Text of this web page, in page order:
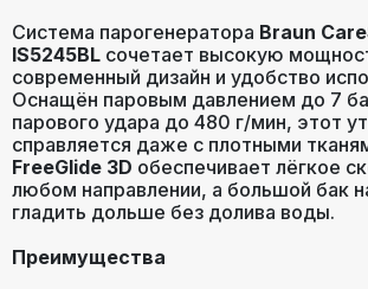
Система парогенератора Braun
IS5245BL сочетает высокую
современный дизайн и удобство
Оснащён паровым давлением до 7
парового удара до 480 г/мин, этот
справляется даже с плотными
FreeGlide 3D обеспечивает лёгкое
любом направлении, а большой бак
гладить дольше без долива воды.
Преимущества